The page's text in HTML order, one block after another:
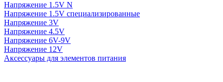
Напряжение 1.5V N
Напряжение 1.5V специализированные
Напряжение 3V
Напряжение 4.5V
Напряжение 6V-9V
Напряжение 12V
Аксессуары для элементов питания